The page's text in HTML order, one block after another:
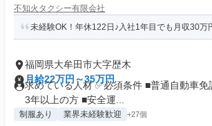
不知火タクシー有限会社
未経験OK！年休122日♪入社1年目でも月収30万
福岡県大牟田市大字歴木
月給22万円～35万円
求めている人材 ✅必須条件 ■普通自動車免
3年以上の方 ■安全運...
制服あり 業界未経験歓迎 +27個